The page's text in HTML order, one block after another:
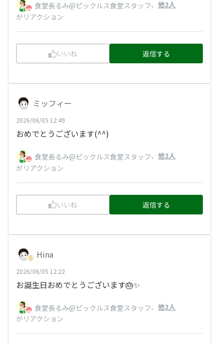
食堂長るみ@ピックルス食堂スタッフ、 他2人
がリアクション
いいね 返信する
ミッフィー
2026/06/05 12:49
おめでとうございます(^^)
食堂長るみ@ピックルス食堂スタッフ、 他2人
がリアクション
いいね 返信する
Hina
2026/06/05 12:22
お誕生日おめでとうございます🎂✨
食堂長るみ@ピックルス食堂スタッフ、 他2人
がリアクション